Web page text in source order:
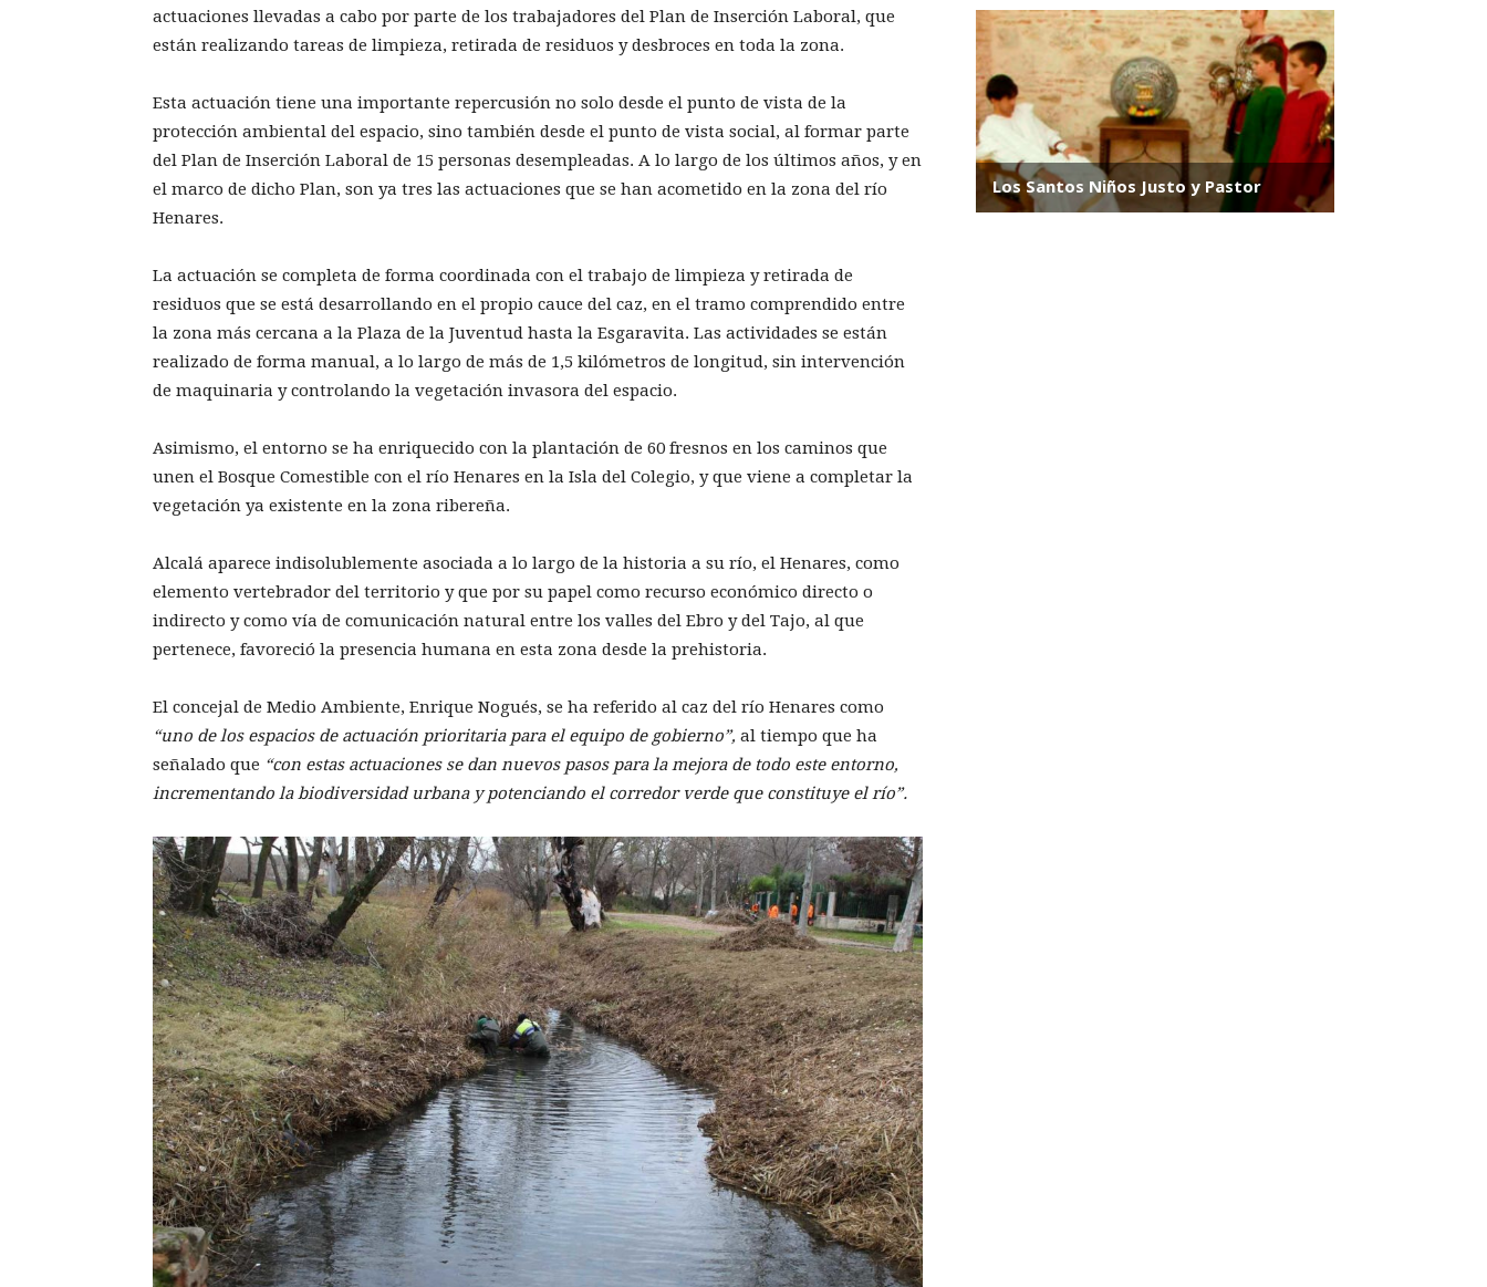
actuaciones llevadas a cabo por parte de los trabajadores del Plan de Inserción Laboral, que
están realizando tareas de limpieza, retirada de residuos y desbroces en toda la zona.
Esta actuación tiene una importante repercusión no solo desde el punto de vista de la
protección ambiental del espacio, sino también desde el punto de vista social, al formar parte
del Plan de Inserción Laboral de 15 personas desempleadas. A lo largo de los últimos años, y en
el marco de dicho Plan, son ya tres las actuaciones que se han acometido en la zona del río
Henares.
La actuación se completa de forma coordinada con el trabajo de limpieza y retirada de
residuos que se está desarrollando en el propio cauce del caz, en el tramo comprendido entre
la zona más cercana a la Plaza de la Juventud hasta la Esgaravita. Las actividades se están
realizado de forma manual, a lo largo de más de 1,5 kilómetros de longitud, sin intervención
de maquinaria y controlando la vegetación invasora del espacio.
Asimismo, el entorno se ha enriquecido con la plantación de 60 fresnos en los caminos que
unen el Bosque Comestible con el río Henares en la Isla del Colegio, y que viene a completar la
vegetación ya existente en la zona ribereña.
Alcalá aparece indisolublemente asociada a lo largo de la historia a su río, el Henares, como
elemento vertebrador del territorio y que por su papel como recurso económico directo o
indirecto y como vía de comunicación natural entre los valles del Ebro y del Tajo, al que
pertenece, favoreció la presencia humana en esta zona desde la prehistoria.
El concejal de Medio Ambiente, Enrique Nogués, se ha referido al caz del río Henares como
“uno de los espacios de actuación prioritaria para el equipo de gobierno”, al tiempo que ha
señalado que “con estas actuaciones se dan nuevos pasos para la mejora de todo este entorno,
incrementando la biodiversidad urbana y potenciando el corredor verde que constituye el río”.